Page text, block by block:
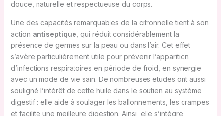
douce, naturelle et respectueuse du corps.
Une des capacités remarquables de la citronnelle tient à son
action antiseptique , qui réduit considérablement la
présence de germes sur la peau ou dans l’air. Cet effet
s’avère particulièrement utile pour prévenir l’apparition
d’infections respiratoires en période de froid, en synergie
avec un mode de vie sain. De nombreuses études ont aussi
souligné l’intérêt de cette huile dans le soutien au système
digestif : elle aide à soulager les ballonnements, les crampes
et facilite une meilleure digestion. Ainsi, elle s’intègre